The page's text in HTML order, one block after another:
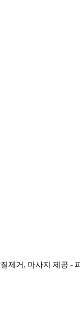
제거, 마사지 제공 -